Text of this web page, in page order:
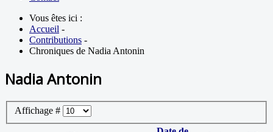
Vous êtes ici :
Accueil -
Contributions -
Chroniques de Nadia Antonin
Nadia Antonin
Affichage #